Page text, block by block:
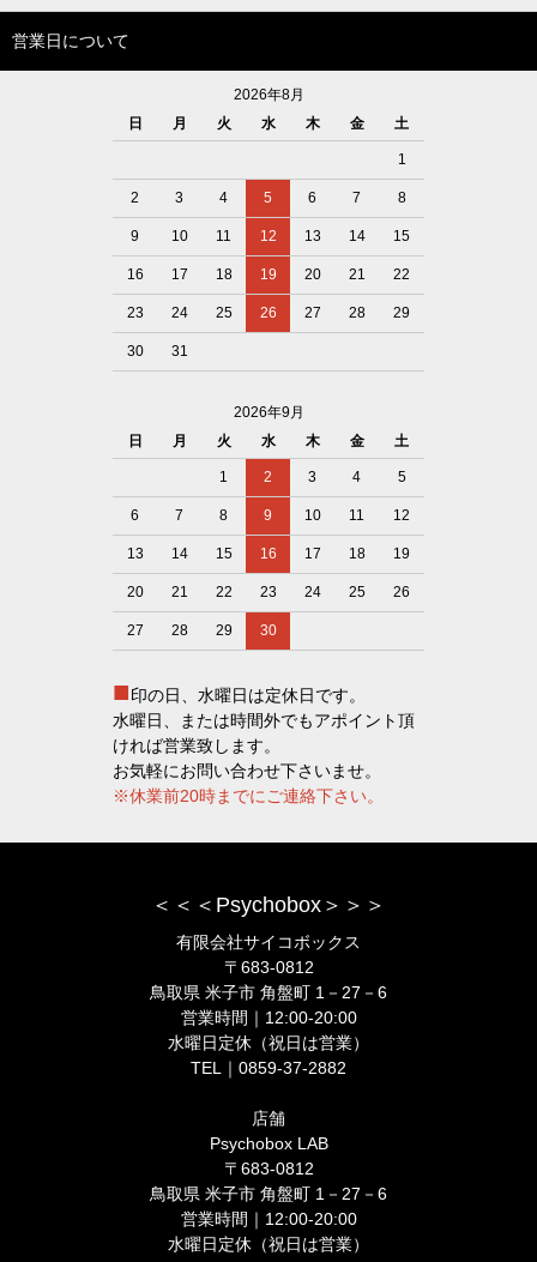
営業日について
2026年8月
日
月 火 水 木 金 土
1
2 3 4 5 6 7 8
9 10 11 12 13 14 15
16 17 18 19 20 21 22
23 24 25 26 27 28 29
30 31
2026年9月
日
月 火 水 木 金 土
1 2 3 4 5
6 7 8 9 10 11 12
13 14 15 16 17 18 19
20 21 22 23 24 25 26
27 28 29 30
■印の日、水曜日は定休日です。
水曜日、または時間外でもアポイント頂
ければ営業致します。
お気軽にお問い合わせ下さいませ。
※休業前20時までにご連絡下さい。
＜＜＜Psychobox＞＞＞
有限会社サイコボックス
〒683-0812
鳥取県 米子市 角盤町 1－27－6
営業時間｜12:00-20:00
水曜日定休（祝日は営業）
TEL｜0859-37-2882
店舗
Psychobox LAB
〒683-0812
鳥取県 米子市 角盤町 1－27－6
営業時間｜12:00-20:00
水曜日定休（祝日は営業）